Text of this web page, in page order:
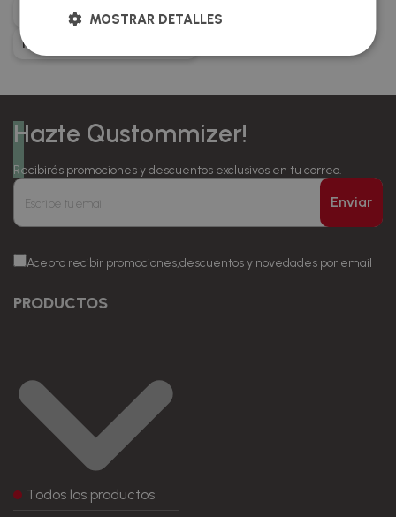
Stickers Personalizables
Chapas Personalizadas
Imanes Para Personalizar
Hazte Qustommizer!
Recibirás promociones y descuentos exclusivos en tu correo.
Enviar
Acepto recibir promociones,descuentos y novedades por email
PRODUCTOS
Todos los productos
MOSTRAR DETALLES